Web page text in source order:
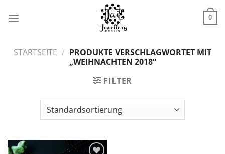
Inhalt
0
STARTSEITE / PRODUKTE VERSCHLAGWORTET MIT
„WEIHNACHTEN 2018“
FILTER